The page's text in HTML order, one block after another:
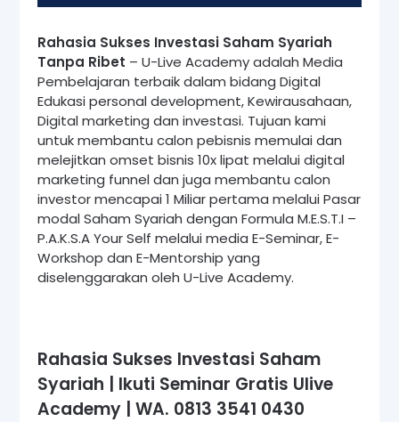
Rahasia Sukses Investasi Saham Syariah
Tanpa Ribet – U-Live Academy adalah Media
Pembelajaran terbaik dalam bidang Digital
Edukasi personal development, Kewirausahaan,
Digital marketing dan investasi. Tujuan kami
untuk membantu calon pebisnis memulai dan
melejitkan omset bisnis 10x lipat melalui digital
marketing funnel dan juga membantu calon
investor mencapai 1 Miliar pertama melalui Pasar
modal Saham Syariah dengan Formula M.E.S.T.I –
P.A.K.S.A Your Self melalui media E-Seminar, E-
Workshop dan E-Mentorship yang
diselenggarakan oleh U-Live Academy.
Rahasia Sukses Investasi Saham
Syariah | Ikuti Seminar Gratis Ulive
Academy | WA. 0813 3541 0430